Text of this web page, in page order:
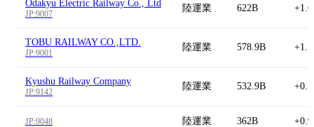
Odakyu Electric Railway Co., Ltd
JP:9007
陸運業 622B
TOBU RAILWAY CO.,LTD.
JP:9001
陸運業 578.9B
Kyushu Railway Company
JP:9142
陸運業 532.9B
JP:9048 陸運業 362B